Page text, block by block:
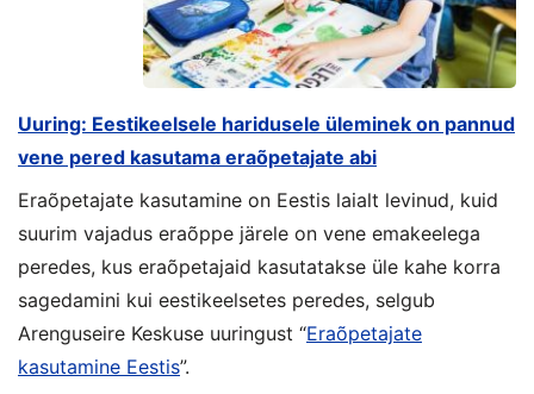
Uuring: Eestikeelsele haridusele üleminek on pannud
vene pered kasutama eraõpetajate abi
Eraõpetajate kasutamine on Eestis laialt levinud, kuid
suurim vajadus eraõppe järele on vene emakeelega
peredes, kus eraõpetajaid kasutatakse üle kahe korra
sagedamini kui eestikeelsetes peredes, selgub
Arenguseire Keskuse uuringust “Eraõpetajate
kasutamine Eestis”.